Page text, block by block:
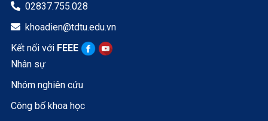
 02837.755.028
 khoadien@tdtu.edu.vn
Kết nối với FEEE
Nhân sự
Nhóm nghiên cứu
Công bố khoa học